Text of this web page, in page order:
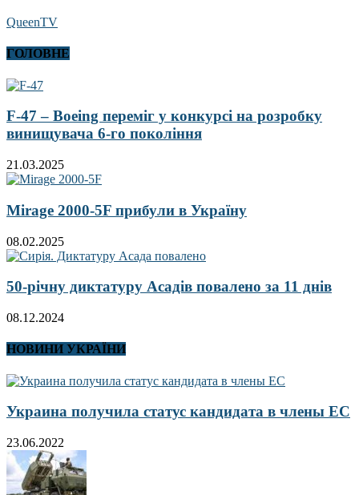
QueenTV
ГОЛОВНЕ
F-47 – Boeing переміг у конкурсі на розробку
винищувача 6-го покоління
21.03.2025
Mirage 2000-5F прибули в Україну
08.02.2025
50-річну диктатуру Асадів повалено за 11 днів
08.12.2024
НОВИНИ УКРАЇНИ
Украина получила статус кандидата в члены ЕС
23.06.2022